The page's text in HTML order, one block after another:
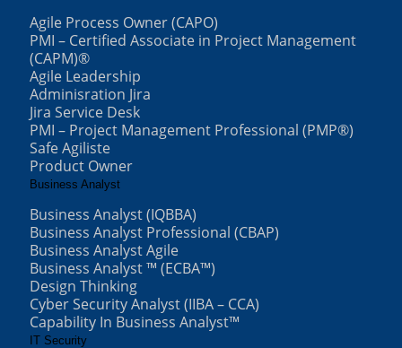
Agile Process Owner (CAPO)
PMI – Certified Associate in Project Management
(CAPM)®
Agile Leadership
Adminisration Jira
Jira Service Desk
PMI – Project Management Professional (PMP®)
Safe Agiliste
Product Owner
Business Analyst
Business Analyst (IQBBA)
Business Analyst Professional (CBAP)
Business Analyst Agile
Business Analyst ™ (ECBA™)
Design Thinking
Cyber Security Analyst (IIBA – CCA)
Capability In Business Analyst™
IT Security